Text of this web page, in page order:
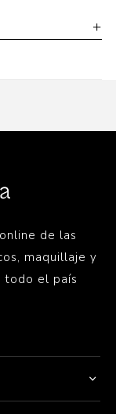
de las
maquillaje y
todo el país